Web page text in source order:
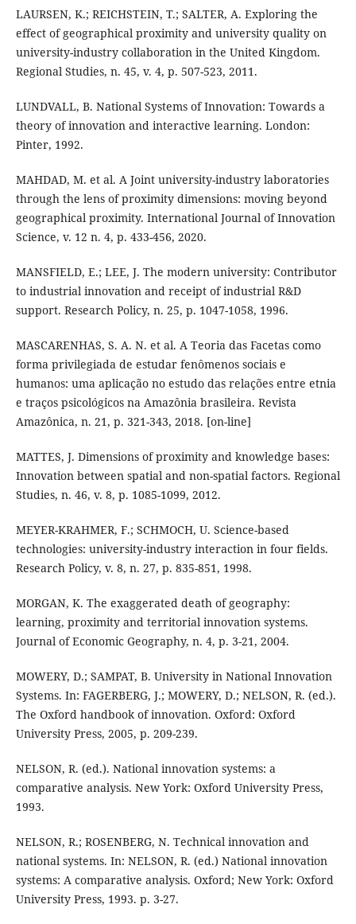
LAURSEN, K.; REICHSTEIN, T.; SALTER, A. Exploring the
effect of geographical proximity and university quality on
university-industry collaboration in the United Kingdom.
Regional Studies, n. 45, v. 4, p. 507-523, 2011.
LUNDVALL, B. National Systems of Innovation: Towards a
theory of innovation and interactive learning. London:
Pinter, 1992.
MAHDAD, M. et al. A Joint university-industry laboratories
through the lens of proximity dimensions: moving beyond
geographical proximity. International Journal of Innovation
Science, v. 12 n. 4, p. 433-456, 2020.
MANSFIELD, E.; LEE, J. The modern university: Contributor
to industrial innovation and receipt of industrial R&D
support. Research Policy, n. 25, p. 1047-1058, 1996.
MASCARENHAS, S. A. N. et al. A Teoria das Facetas como
forma privilegiada de estudar fenômenos sociais e
humanos: uma aplicação no estudo das relações entre etnia
e traços psicológicos na Amazônia brasileira. Revista
Amazônica, n. 21, p. 321-343, 2018. [on-line]
MATTES, J. Dimensions of proximity and knowledge bases:
Innovation between spatial and non-spatial factors. Regional
Studies, n. 46, v. 8, p. 1085-1099, 2012.
MEYER-KRAHMER, F.; SCHMOCH, U. Science-based
technologies: university-industry interaction in four fields.
Research Policy, v. 8, n. 27, p. 835-851, 1998.
MORGAN, K. The exaggerated death of geography:
learning, proximity and territorial innovation systems.
Journal of Economic Geography, n. 4, p. 3-21, 2004.
MOWERY, D.; SAMPAT, B. University in National Innovation
Systems. In: FAGERBERG, J.; MOWERY, D.; NELSON, R. (ed.).
The Oxford handbook of innovation. Oxford: Oxford
University Press, 2005, p. 209-239.
NELSON, R. (ed.). National innovation systems: a
comparative analysis. New York: Oxford University Press,
1993.
NELSON, R.; ROSENBERG, N. Technical innovation and
national systems. In: NELSON, R. (ed.) National innovation
systems: A comparative analysis. Oxford; New York: Oxford
University Press, 1993. p. 3-27.